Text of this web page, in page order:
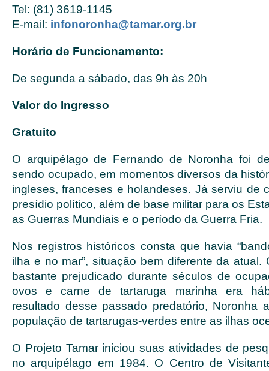
Tel: (81) 3619-1145
E-mail: infonoronha@tamar.org.br
Horário de Funcionamento:
De segunda a sábado, das 9h às 20h
Valor do Ingresso
Gratuito
O arquipélago de Fernando de Noronha foi
sendo ocupado, em momentos diversos da
ingleses, franceses e holandeses. Já serviu de
presídio político, além de base militar para os
as Guerras Mundiais e o período da Guerra Fria.
Nos registros históricos consta que havia
ilha e no mar”, situação bem diferente da atual.
bastante prejudicado durante séculos de
ovos e carne de tartaruga marinha era
resultado desse passado predatório, Noronha
população de tartarugas-verdes entre as ilhas
O Projeto Tamar iniciou suas atividades de
no arquipélago em 1984. O Centro de